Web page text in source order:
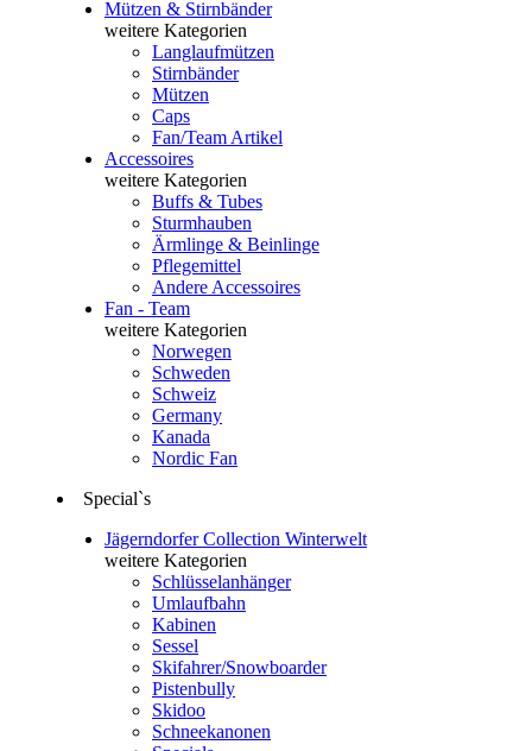
Mützen & Stirnbänder
weitere Kategorien
Langlaufmützen
Stirnbänder
Mützen
Caps
Fan/Team Artikel
Accessoires
weitere Kategorien
Buffs & Tubes
Sturmhauben
Ärmlinge & Beinlinge
Pflegemittel
Andere Accessoires
Fan - Team
weitere Kategorien
Norwegen
Schweden
Schweiz
Germany
Kanada
Nordic Fan
Special`s
Jägerndorfer Collection Winterwelt
weitere Kategorien
Schlüsselanhänger
Umlaufbahn
Kabinen
Sessel
Skifahrer/Snowboarder
Pistenbully
Skidoo
Schneekanonen